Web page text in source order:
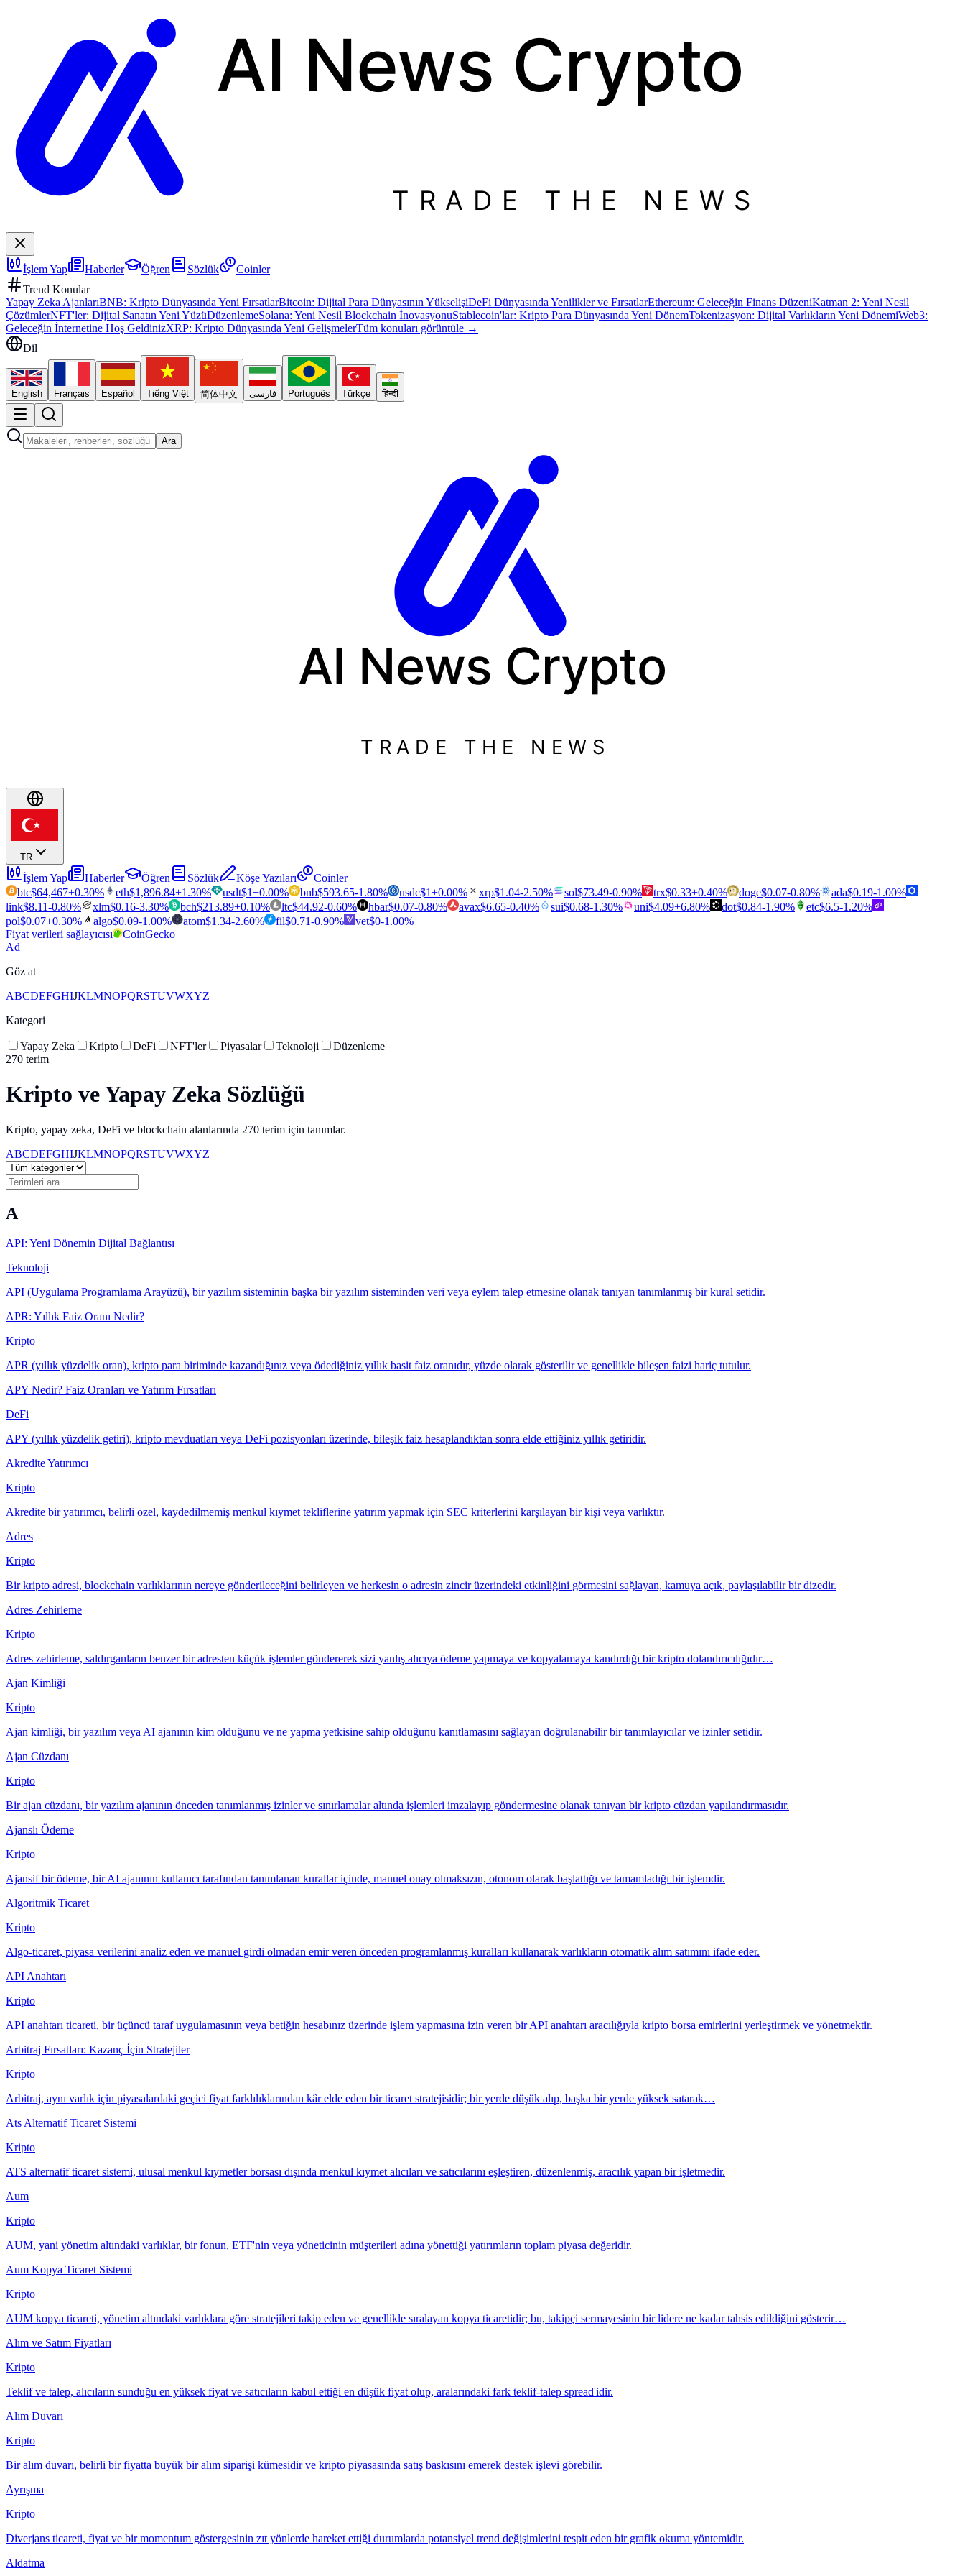
AI News Crypto
TRADE THE NEWS
İşlem Yap Haberler Öğren Sözlük
Coinler
Trend Konular
Yapay Zeka AjanlarıBNB: Kripto Dünyasında Yeni FırsatlarBitcoin: Dijital Para Dünyasının YükselişiDeFi Dünyasında Yenilikler ve FırsatlarEthereum: Geleceğin Finans DüzeniKatman 2: Yeni Nesil
ÇözümlerNFT'ler: Dijital Sanatın Yeni YüzüDüzenlemeSolana: Yeni Nesil Blockchain İnovasyonuStablecoin'lar: Kripto Para Dünyasında Yeni DönemTokenizasyon: Dijital Varlıkların Yeni DönemiWeb3:
Geleceğin İnternetine Hoş GeldinizXRP: Kripto Dünyasında Yeni GelişmelerTüm konuları görüntüle →
Dil
English Français Español Tiếng Việt 简体中文 فارسی Português Türkçe हिन्दी
Ara
AI News Crypto
TRADE THE NEWS
TR
İşlem Yap Haberler Öğren Sözlük Köşe Yazıları
Coinler
btc$64,467+0.30% eth$1,896.84+1.30% usdt$1+0.00% bnb$593.65-1.80% usdc$1+0.00% xrp$1.04-2.50% sol$73.49-0.90% trx$0.33+0.40% doge$0.07-0.80% ada$0.19-1.00%
link$8.11-0.80% xlm$0.16-3.30% bch$213.89+0.10% ltc$44.92-0.60% hbar$0.07-0.80% avax$6.65-0.40% sui$0.68-1.30% uni$4.09+6.80% dot$0.84-1.90% etc$6.5-1.20%
pol$0.07+0.30% algo$0.09-1.00% atom$1.34-2.60% fil$0.71-0.90% vet$0-1.00%
Fiyat verileri sağlayıcısı
CoinGecko
Ad
Göz at
ABCDEFGHIJKLMNOPQRSTUVWXYZ
Kategori
Yapay Zeka Kripto DeFi NFT'ler Piyasalar Teknoloji
Düzenleme
270 terim
Kripto ve Yapay Zeka Sözlüğü
Kripto, yapay zeka, DeFi ve blockchain alanlarında 270 terim için tanımlar.
ABCDEFGHIJKLMNOPQRSTUVWXYZ
A
API: Yeni Dönemin Dijital Bağlantısı
Teknoloji
API (Uygulama Programlama Arayüzü), bir yazılım sisteminin başka bir yazılım sisteminden veri veya eylem talep etmesine olanak tanıyan tanımlanmış bir kural setidir.
APR: Yıllık Faiz Oranı Nedir?
Kripto
APR (yıllık yüzdelik oran), kripto para biriminde kazandığınız veya ödediğiniz yıllık basit faiz oranıdır, yüzde olarak gösterilir ve genellikle bileşen faizi hariç tutulur.
APY Nedir? Faiz Oranları ve Yatırım Fırsatları
DeFi
APY (yıllık yüzdelik getiri), kripto mevduatları veya DeFi pozisyonları üzerinde, bileşik faiz hesaplandıktan sonra elde ettiğiniz yıllık getiridir.
Akredite Yatırımcı
Kripto
Akredite bir yatırımcı, belirli özel, kaydedilmemiş menkul kıymet tekliflerine yatırım yapmak için SEC kriterlerini karşılayan bir kişi veya varlıktır.
Adres
Kripto
Bir kripto adresi, blockchain varlıklarının nereye gönderileceğini belirleyen ve herkesin o adresin zincir üzerindeki etkinliğini görmesini sağlayan, kamuya açık, paylaşılabilir bir dizedir.
Adres Zehirleme
Kripto
Adres zehirleme, saldırganların benzer bir adresten küçük işlemler göndererek sizi yanlış alıcıya ödeme yapmaya ve kopyalamaya kandırdığı bir kripto dolandırıcılığıdır…
Ajan Kimliği
Kripto
Ajan kimliği, bir yazılım veya AI ajanının kim olduğunu ve ne yapma yetkisine sahip olduğunu kanıtlamasını sağlayan doğrulanabilir bir tanımlayıcılar ve izinler setidir.
Ajan Cüzdanı
Kripto
Bir ajan cüzdanı, bir yazılım ajanının önceden tanımlanmış izinler ve sınırlamalar altında işlemleri imzalayıp göndermesine olanak tanıyan bir kripto cüzdan yapılandırmasıdır.
Ajanslı Ödeme
Kripto
Ajansif bir ödeme, bir AI ajanının kullanıcı tarafından tanımlanan kurallar içinde, manuel onay olmaksızın, otonom olarak başlattığı ve tamamladığı bir işlemdir.
Algoritmik Ticaret
Kripto
Algo-ticaret, piyasa verilerini analiz eden ve manuel girdi olmadan emir veren önceden programlanmış kuralları kullanarak varlıkların otomatik alım satımını ifade eder.
API Anahtarı
Kripto
API anahtarı ticareti, bir üçüncü taraf uygulamasının veya betiğin hesabınız üzerinde işlem yapmasına izin veren bir API anahtarı aracılığıyla kripto borsa emirlerini yerleştirmek ve yönetmektir.
Arbitraj Fırsatları: Kazanç İçin Stratejiler
Kripto
Arbitraj, aynı varlık için piyasalardaki geçici fiyat farklılıklarından kâr elde eden bir ticaret stratejisidir; bir yerde düşük alıp, başka bir yerde yüksek satarak…
Ats Alternatif Ticaret Sistemi
Kripto
ATS alternatif ticaret sistemi, ulusal menkul kıymetler borsası dışında menkul kıymet alıcıları ve satıcılarını eşleştiren, düzenlenmiş, aracılık yapan bir işletmedir.
Aum
Kripto
AUM, yani yönetim altındaki varlıklar, bir fonun, ETF'nin veya yöneticinin müşterileri adına yönettiği yatırımların toplam piyasa değeridir.
Aum Kopya Ticaret Sistemi
Kripto
AUM kopya ticareti, yönetim altındaki varlıklara göre stratejileri takip eden ve genellikle sıralayan kopya ticaretidir; bu, takipçi sermayesinin bir lidere ne kadar tahsis edildiğini gösterir…
Alım ve Satım Fiyatları
Kripto
Teklif ve talep, alıcıların sunduğu en yüksek fiyat ve satıcıların kabul ettiği en düşük fiyat olup, aralarındaki fark teklif-talep spread'idir.
Alım Duvarı
Kripto
Bir alım duvarı, belirli bir fiyatta büyük bir alım siparişi kümesidir ve kripto piyasasında satış baskısını emerek destek işlevi görebilir.
Ayrışma
Kripto
Diverjans ticareti, fiyat ve bir momentum göstergesinin zıt yönlerde hareket ettiği durumlarda potansiyel trend değişimlerini tespit eden bir grafik okuma yöntemidir.
Aldatma